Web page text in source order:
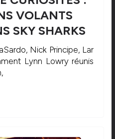
VOLANTS
SKY SHARKS
Nick Principe, Lar
Lynn Lowry réunis